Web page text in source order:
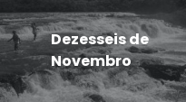
Dezesseis de
Novembro